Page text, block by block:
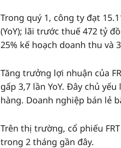
Trong quý 1, công ty đạt
(YoY); lãi trước thuế 472 tỷ
25% kế hoạch doanh thu và
Tăng trưởng lợi nhuận của
gấp 3,7 lần YoY. Đây chủ
hàng. Doanh nghiệp bán lẻ
Trên thị trường, cổ phiếu
trong 2 tháng gần đây.